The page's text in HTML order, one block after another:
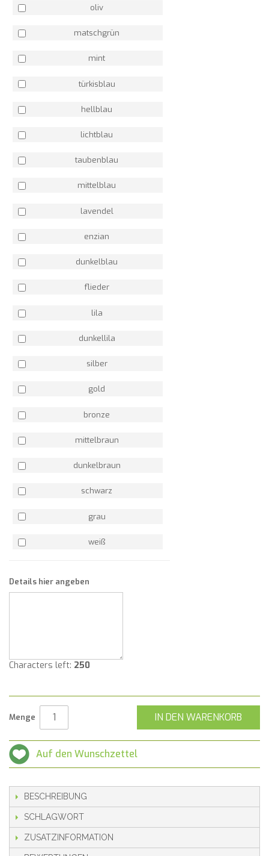
oliv
matschgrün
mint
türkisblau
hellblau
lichtblau
taubenblau
mittelblau
lavendel
enzian
dunkelblau
flieder
lila
dunkellila
silber
gold
bronze
mittelbraun
dunkelbraun
schwarz
grau
weiß
Details hier angeben
Characters left: 250
Menge IN DEN WARENKORB
Auf den Wunschzettel
BESCHREIBUNG
SCHLAGWORT
ZUSATZINFORMATION